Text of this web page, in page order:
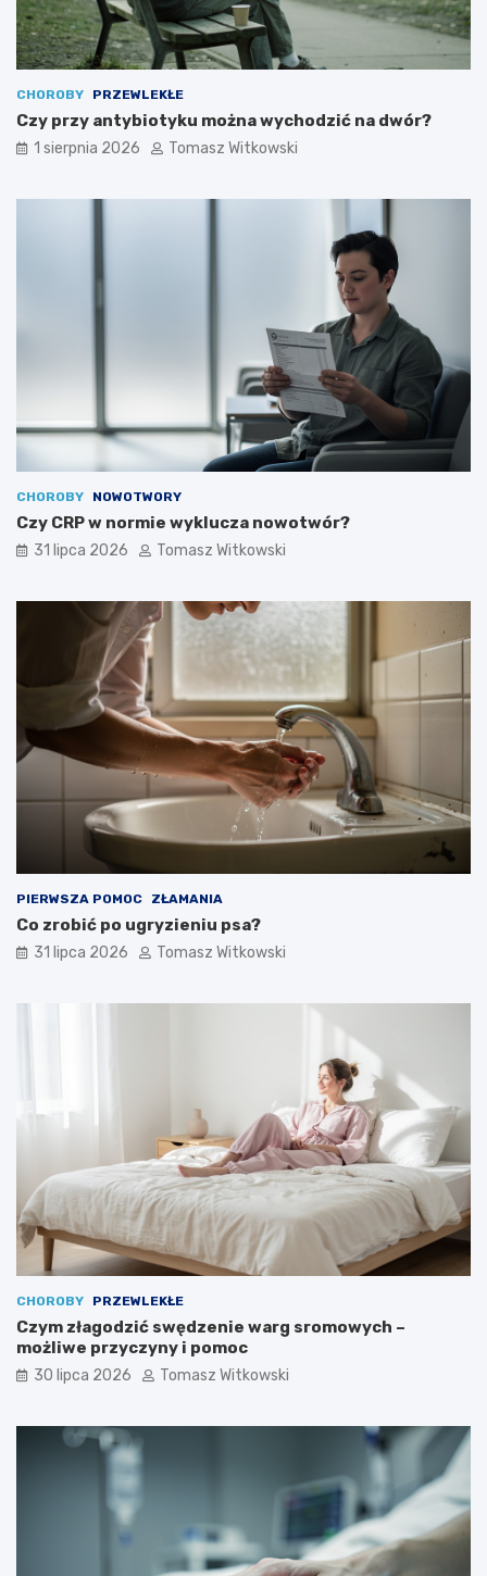
CHOROBY PRZEWLEKŁE
Czy przy antybiotyku można wychodzić na dwór?
1 sierpnia 2026 Tomasz Witkowski
CHOROBY NOWOTWORY
Czy CRP w normie wyklucza nowotwór?
31 lipca 2026 Tomasz Witkowski
PIERWSZA POMOC ZŁAMANIA
Co zrobić po ugryzieniu psa?
31 lipca 2026 Tomasz Witkowski
CHOROBY PRZEWLEKŁE
Czym złagodzić swędzenie warg sromowych –
możliwe przyczyny i pomoc
30 lipca 2026 Tomasz Witkowski